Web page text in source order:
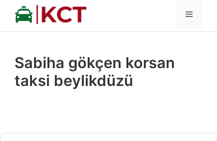
İçeriğe
MENÜ
Sabiha gökçen korsan
taksi beylikdüzü